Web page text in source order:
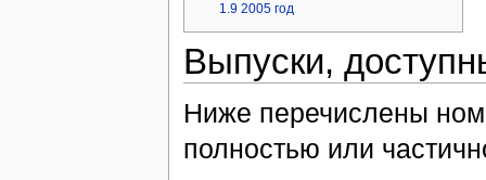
1.9 2005 год
Выпуски,
Ниже перечислены
полностью или